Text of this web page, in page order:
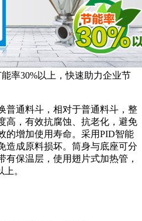
能率30%以上，快速助力企业节
普通料斗，相对于普通料斗，整
高，有效抗腐蚀、抗老化，避免
的增加使用寿命。采用PID智能
造成原料损坏。筒身与底座可分
有保温层，使用翅片式加热管，
。